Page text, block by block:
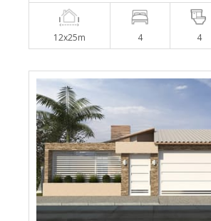
12x25m 4 4